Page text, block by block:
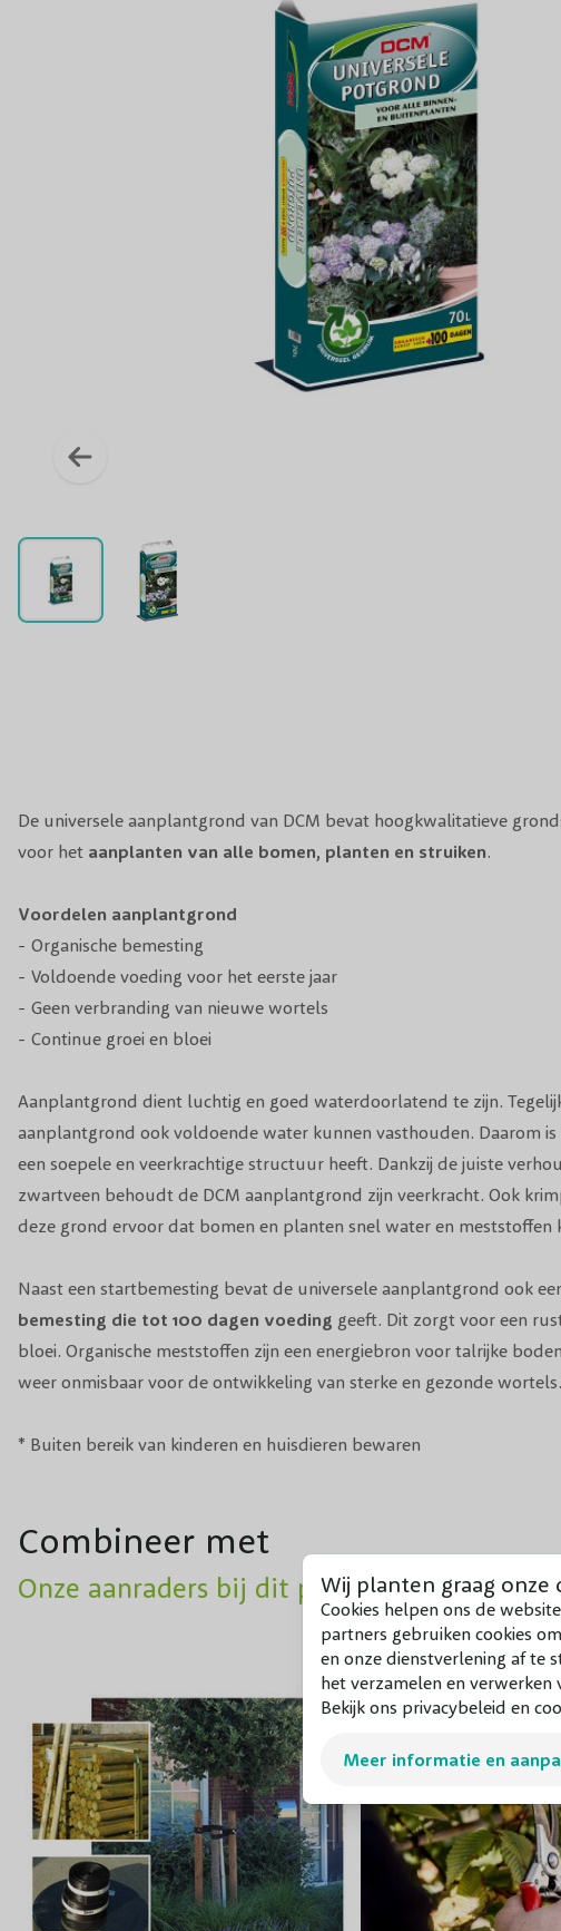
Wij planten graag onze
Cookies helpen ons de
partners gebruiken cookies
en onze dienstverlening af te
het verzamelen en verwerken
Bekijk ons privacybeleid en
Meer informatie en
De universele aanplantgrond van DCM bevat hoogkwalitatieve
voor het aanplanten van alle bomen, planten en struiken.
Voordelen aanplantgrond
- Organische bemesting
- Voldoende voeding voor het eerste jaar
- Geen verbranding van nieuwe wortels
- Continue groei en bloei
Aanplantgrond dient luchtig en goed waterdoorlatend te zijn.
aanplantgrond ook voldoende water kunnen vasthouden. Daarom
een soepele en veerkrachtige structuur heeft. Dankzij de juiste
zwartveen behoudt de DCM aanplantgrond zijn veerkracht. Ook
deze grond ervoor dat bomen en planten snel water en meststoffen
Naast een startbemesting bevat de universele aanplantgrond ook
bemesting die tot 100 dagen voeding geeft. Dit zorgt voor een
bloei. Organische meststoffen zijn een energiebron voor talrijke
weer onmisbaar voor de ontwikkeling van sterke en gezonde wortels.
* Buiten bereik van kinderen en huisdieren bewaren
Combineer met
Onze aanraders bij dit product